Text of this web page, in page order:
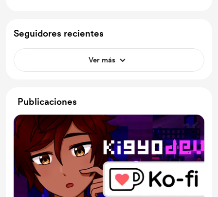
Seguidores recientes
Ver más
Publicaciones